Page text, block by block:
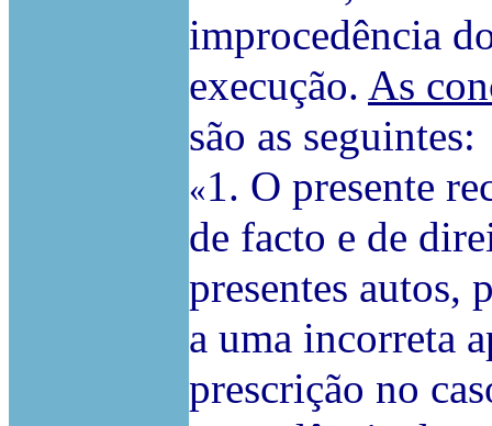
improcedência
execução. As
são as seguintes:
«1. O presente
de facto e de
presentes
a uma incorreta
prescrição no